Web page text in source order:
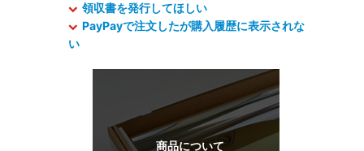
領収書を発行してほしい
PayPayで注文したが購入履歴に表示されな
い